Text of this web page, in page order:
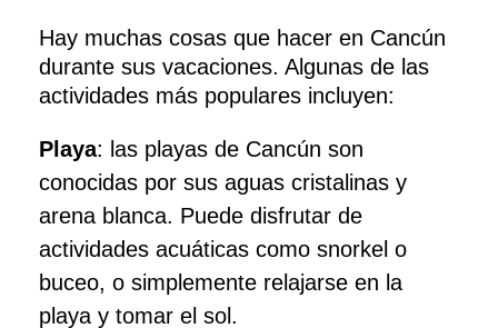
Hay muchas cosas que hacer en Cancún
durante sus vacaciones. Algunas de las
actividades más populares incluyen:
Playa: las playas de Cancún son
conocidas por sus aguas cristalinas y
arena blanca. Puede disfrutar de
actividades acuáticas como snorkel o
buceo, o simplemente relajarse en la
playa y tomar el sol.